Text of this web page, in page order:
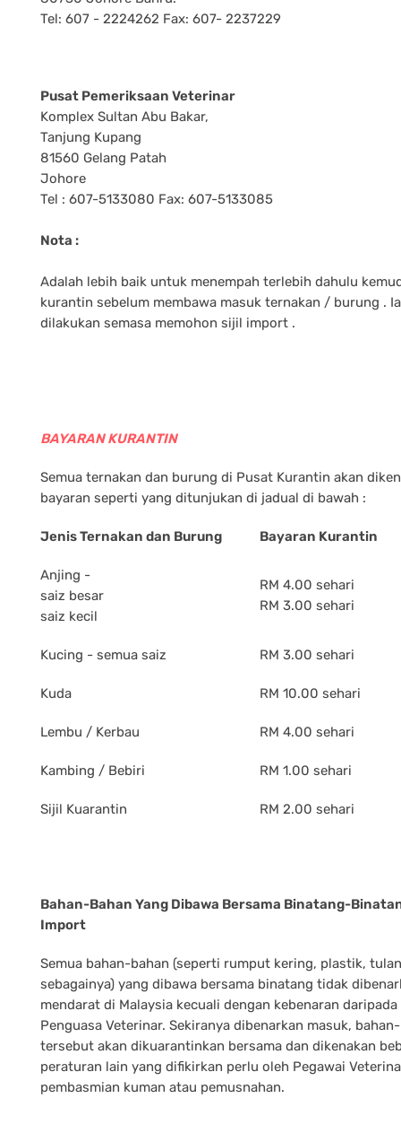
Tel: 607 - 2224262 Fax: 607- 2237229
Pusat Pemeriksaan Veterinar
Komplex Sultan Abu Bakar,
Tanjung Kupang
81560 Gelang Patah
Johore
Tel : 607-5133080 Fax: 607-5133085
Nota :
Adalah lebih baik untuk menempah terlebih dahulu
kurantin sebelum membawa masuk ternakan / burung .
dilakukan semasa memohon sijil import .
BAYARAN KURANTIN
Semua ternakan dan burung di Pusat Kurantin akan
bayaran seperti yang ditunjukan di jadual di bawah :
Jenis Ternakan dan Burung Bayaran Kurantin
Anjing -
saiz besar
saiz kecil
RM 4.00 sehari
RM 3.00 sehari
Kucing - semua saiz RM 3.00 sehari
Kuda RM 10.00 sehari
Lembu / Kerbau RM 4.00 sehari
Kambing / Bebiri RM 1.00 sehari
Sijil Kuarantin RM 2.00 sehari
Bahan-Bahan Yang Dibawa Bersama Binatang-
Import
Semua bahan-bahan (seperti rumput kering, plastik,
sebagainya) yang dibawa bersama binatang tidak
mendarat di Malaysia kecuali dengan kebenaran daripada
Penguasa Veterinar. Sekiranya dibenarkan masuk,
tersebut akan dikuarantinkan bersama dan dikenakan
peraturan lain yang difikirkan perlu oleh Pegawai
pembasmian kuman atau pemusnahan.